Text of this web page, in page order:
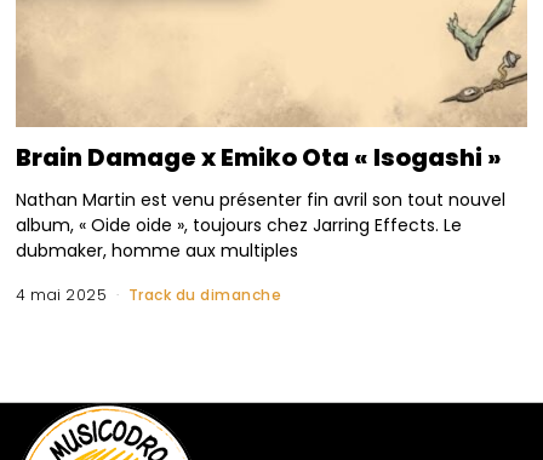
Brain Damage x Emiko Ota « Isogashi »
Nathan Martin est venu présenter fin avril son tout nouvel
album, « Oide oide », toujours chez Jarring Effects. Le
dubmaker, homme aux multiples
4 mai 2025 Track du dimanche